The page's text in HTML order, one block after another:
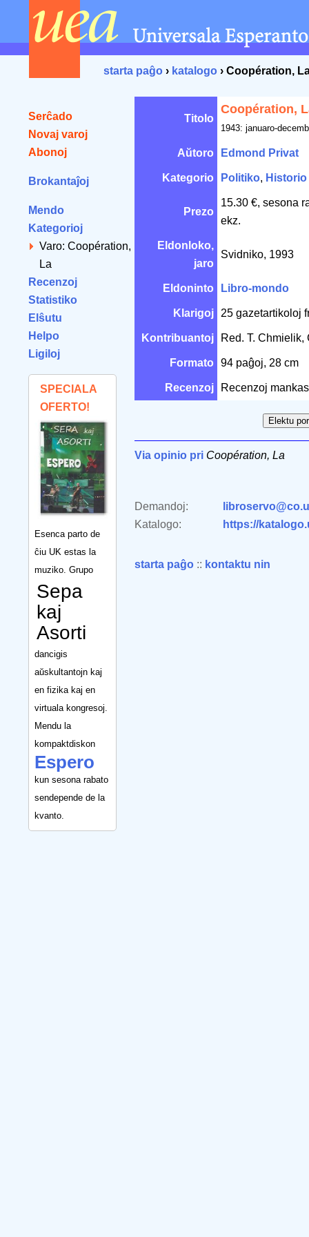
starta paĝo › katalogo › Coopération,
Serĉado
Novaj varoj
Abonoj
Brokantaĵoj
Mendo
Kategorioj
Varo: Coopération,
La
Recenzoj
Statistiko
Elŝutu
Helpo
Ligiloj
SPECIALA
OFERTO!
Esenca parto de
ĉiu UK estas la
muziko. Grupo
Sepa
kaj
Asorti
dancigis
aŭskultantojn kaj
en fizika kaj en
virtuala kongresoj.
Mendu la
kompaktdiskon
Espero
kun sesona rabato
sendepende de la
kvanto.
Titolo
Coopération,
1943: januaro-
Aŭtoro Edmond Privat
Kategorio Politiko, Historio
Prezo
15.30 €, sesona
ekz.
Eldonloko,
jaro
Svidniko, 1993
Eldoninto Libro-mondo
Klarigoj 25 gazetartikoloj
Kontribuantoj Red. T.
Formato 94 paĝoj, 28 cm
Recenzoj Recenzoj
Via opinio pri Coopération, La
Demandoj:
Katalogo:
https://
starta paĝo :: kontaktu nin